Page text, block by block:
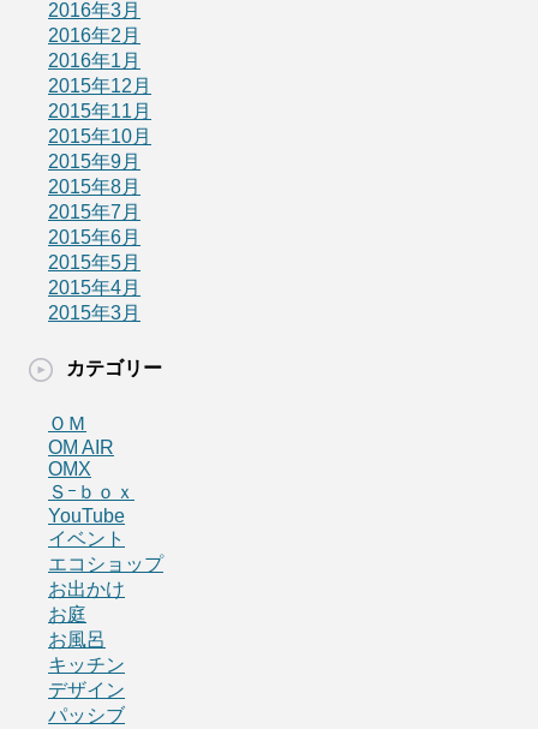
2016年3月
2016年2月
2016年1月
2015年12月
2015年11月
2015年10月
2015年9月
2015年8月
2015年7月
2015年6月
2015年5月
2015年4月
2015年3月
カテゴリー
ＯＭ
OM AIR
OMX
Ｓｰｂｏｘ
YouTube
イベント
エコショップ
お出かけ
お庭
お風呂
キッチン
デザイン
パッシブ